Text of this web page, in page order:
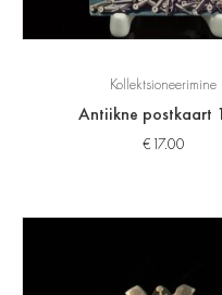
Kollektsioneerimine
Antiikne postkaart
€17.00